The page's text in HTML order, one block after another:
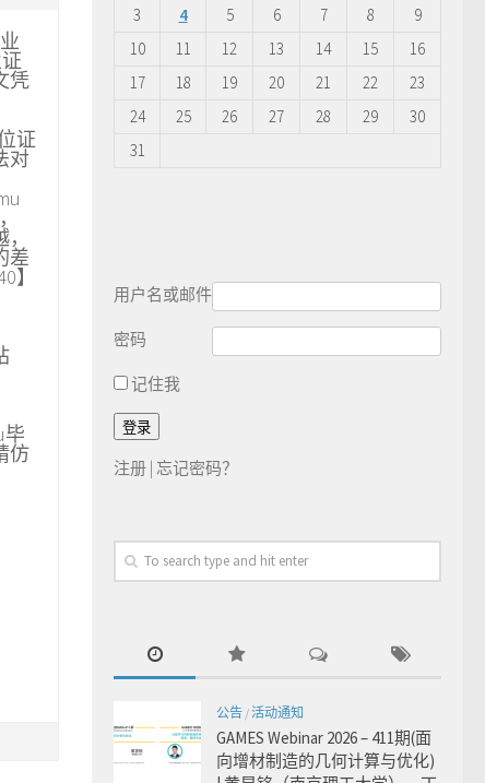
凭
证
对
差
】
毕
仿
3
4 5 6 7 8
9
10
11 12 13 14 15
16
17
18 19 20 21 22
23
24
25 26 27 28 29
30
31
用户名或邮件
密码
记住我
注册 | 忘记密码？
公告 /活动通知
GAMES Webinar 2026 – 411期(面
向增材制造的几何计算与优化)